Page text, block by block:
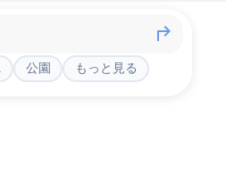
公園 もっと見る